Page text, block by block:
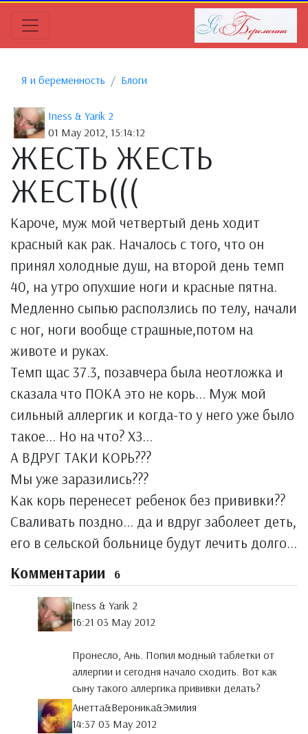
Я и беременность Блоги
Iness & Yarik 2
01 May 2012, 15:14:12
ЖЕСТЬ ЖЕСТЬ
ЖЕСТЬ(((
Кароче, муж мой четвертый день ходит
красный как рак. Началось с того, что он
принял холодные душ, на второй день темп
40, на утро опухшие ноги и красные пятна.
Медленно сыпью расползлись по телу, начали
с ног, ноги вообще страшные,потом на
животе и руках.
Темп щас 37.3, позавчера была неотложка и
сказала что ПОКА это не корь... Муж мой
сильный аллергик и когда-то у него уже было
такое... Но на что? ХЗ...
А ВДРУГ ТАКИ КОРЬ???
Мы уже заразились???
Как корь перенесет ребенок без прививки??
Сваливать поздно... да и вдруг заболеет деть,
его в сельской больнице будут лечить долго...
Комментарии 6
Iness & Yarik 2
16:21 03 May 2012
Пронесло, Ань. Попил модный таблетки от
аллергии и сегодня начало сходить. Вот как
сыну такого аллергика прививки делать?
Анетта&Вероника&Эмилия
14:37 03 May 2012